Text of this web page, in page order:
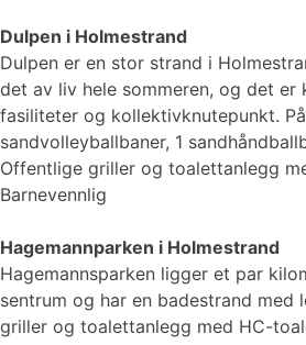
Dulpen i Holmestrand
Dulpen er en stor strand i
det av liv hele sommeren, og det
fasiliteter og kollektivknutepunkt.
sandvolleyballbaner, 1
Offentlige griller og toalettanlegg
Barnevennlig
Hagemannparken i Holmestrand
Hagemannsparken ligger et par
sentrum og har en badestrand med
griller og toalettanlegg med HC-